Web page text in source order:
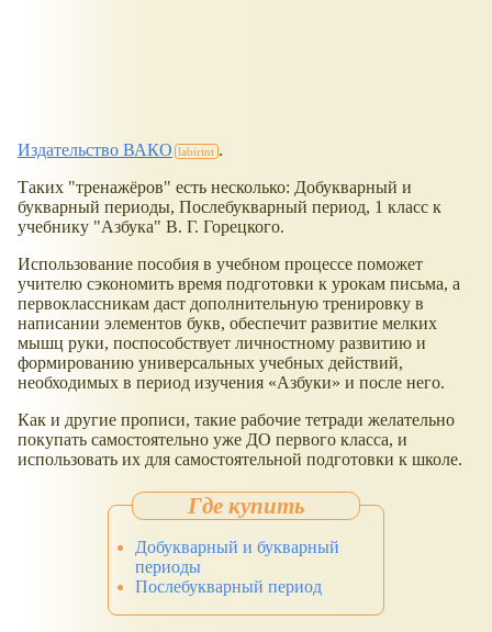
Издательство ВАКО
.
Таких "тренажёров" есть несколько: Добукварный и
букварный периоды, Послебукварный период, 1 класс к
учебнику "Азбука" В. Г. Горецкого.
Использование пособия в учебном процессе поможет
учителю сэкономить время подготовки к урокам письма, а
первоклассникам даст дополнительную тренировку в
написании элементов букв, обеспечит развитие мелких
мышц руки, поспособствует личностному развитию и
формированию универсальных учебных действий,
необходимых в период изучения
Азбуки
и после него.
Как и другие прописи, такие рабочие тетради желательно
покупать самостоятельно уже ДО первого класса, и
использовать их для самостоятельной подготовки к школе.
Добукварный и букварный
периоды
Послебукварный период